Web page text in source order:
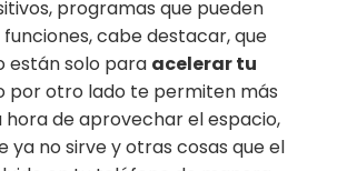
programas que pueden
cabe destacar, que
están solo para acelerar tu
por otro lado te permiten más
hora de aprovechar el espacio,
ya no sirve y otras cosas que el